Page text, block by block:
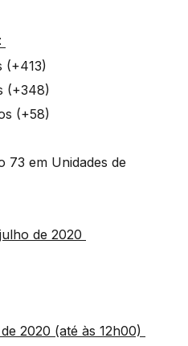
(+413)
(+348)
(+58)
73 em Unidades de
de 2020
2020 (até às 12h00)